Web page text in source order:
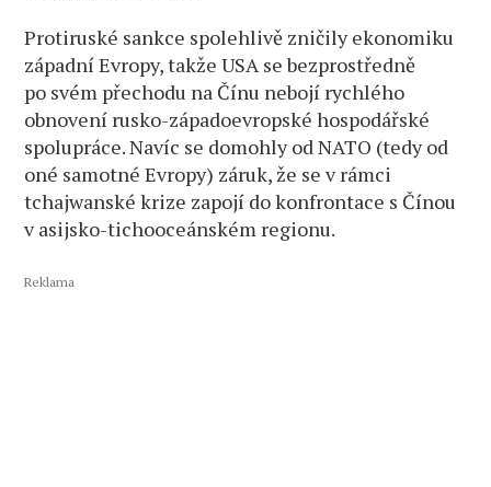
Protiruské sankce spolehlivě zničily ekonomiku
západní Evropy, takže USA se bezprostředně
po svém přechodu na Čínu nebojí rychlého
obnovení rusko-západoevropské hospodářské
spolupráce. Navíc se domohly od NATO (tedy od
oné samotné Evropy) záruk, že se v rámci
tchajwanské krize zapojí do konfrontace s Čínou
v asijsko-tichooceánském regionu.
Reklama